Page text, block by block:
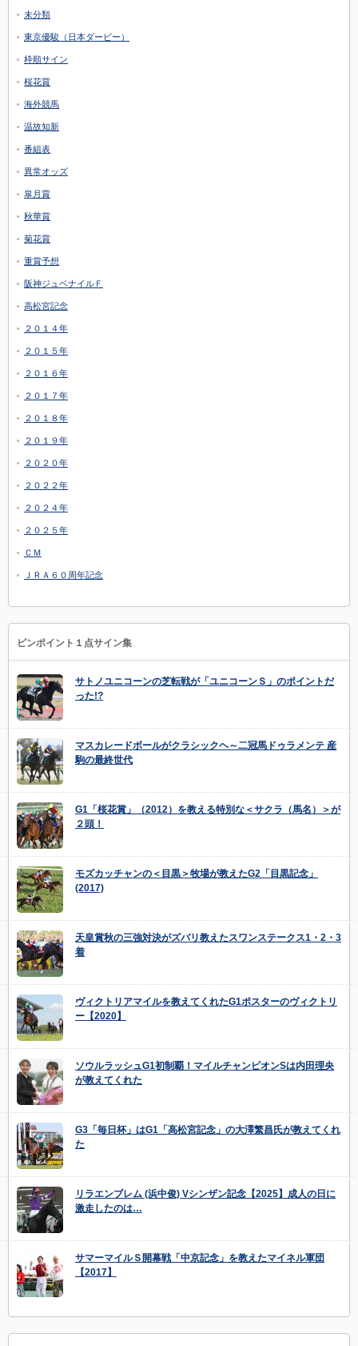
未分類
東京優駿（日本ダービー）
枠順サイン
桜花賞
海外競馬
温故知新
番組表
異常オッズ
皐月賞
秋華賞
菊花賞
重賞予想
阪神ジュベナイルＦ
高松宮記念
２０１４年
２０１５年
２０１６年
２０１７年
２０１８年
２０１９年
２０２０年
２０２２年
２０２４年
２０２５年
ＣＭ
ＪＲＡ６０周年記念
ピンポイント１点サイン集
サトノユニコーンの芝転戦が「ユニコーンＳ」のポイントだ
った!?
マスカレードボールがクラシックヘ～二冠馬ドゥラメンテ 産
駒の最終世代
G1「桜花賞」（2012）を教える特別な＜サクラ（馬名）＞が
２頭！
モズカッチャンの＜目黒＞牧場が教えたG2「目黒記念」
(2017)
天皇賞秋の三強対決がズバリ教えたスワンステークス1・2・3
着
ヴィクトリアマイルを教えてくれたG1ポスターのヴィクトリ
ー【2020】
ソウルラッシュG1初制覇！マイルチャンピオンSは内田理央
が教えてくれた
G3「毎日杯」はG1「高松宮記念」の大澤繁昌氏が教えてくれ
た
リラエンブレム (浜中俊) Vシンザン記念【2025】成人の日に
激走したのは…
サマーマイルＳ開幕戦「中京記念」を教えたマイネル軍団
【2017】